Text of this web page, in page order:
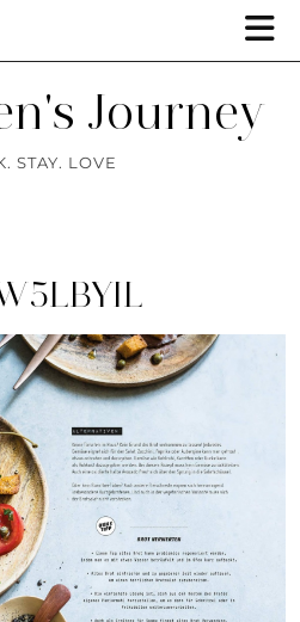
Journey
STAY. LOVE